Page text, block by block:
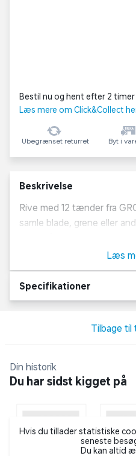
Bestil nu og hent efter 2 timer
Læs mere om Click&Collect
Ubegrænset returret Byt i
Beskrivelse
Rive med 12 tænder fra
samle blade, grene eller
arbejdsstilling. Brug den
vedligeholdelse af
Læs
Specifikationer
Tilbage til
Din historik
Du har sidst kigget på
Hvis du tillader statistiske
seneste
Du kan altid